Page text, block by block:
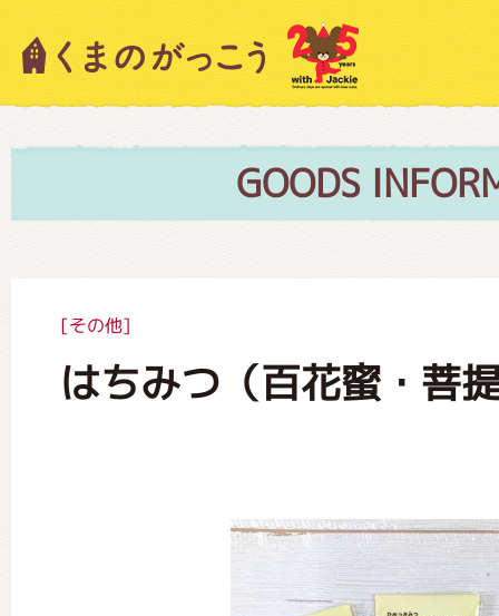
GOODS
[その他]
はちみつ（百花蜜・菩
キャラクター紹介
絵本・作家紹介
グッズインフォメーション